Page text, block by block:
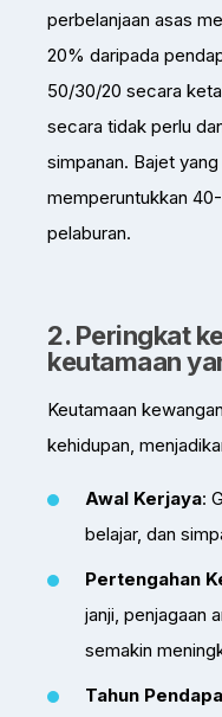
perbelanjaan asas
20% daripada
50/30/20 secara
secara tidak perlu
simpanan. Bajet
memperuntukkan
pelaburan.
2. Peringkat
keutamaan
Keutamaan
kehidupan,
Awal Kerjaya:
belajar, dan
Pertengahan
janji, penjagaan
semakin
Tahun